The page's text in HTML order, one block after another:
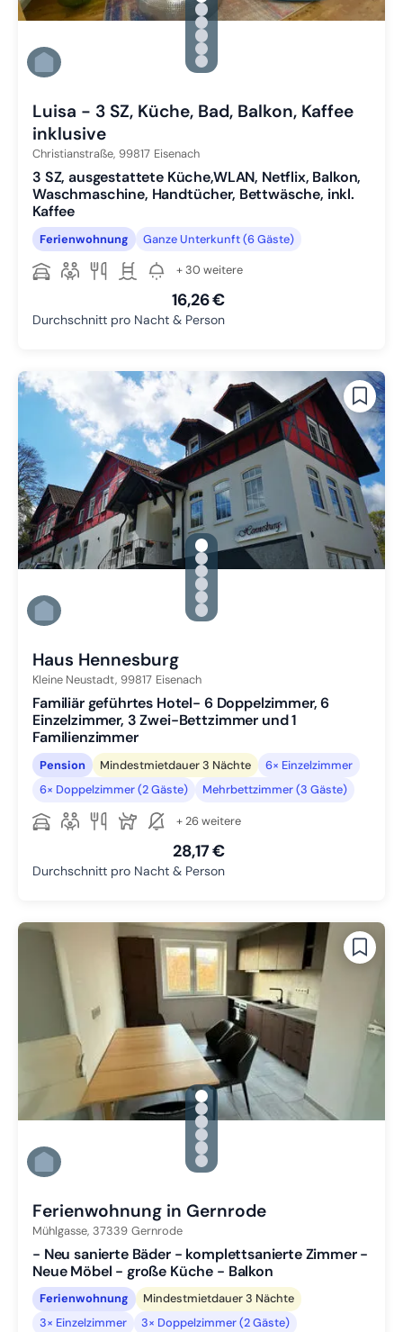
Zu Slide 1 wechseln
Zu Slide 2 wechseln
Zu Slide 3 wechseln
Zu Slide 4 wechseln
Zu Slide 5 wechseln
Zu Slide 6 wechseln
Luisa - 3 SZ, Küche, Bad, Balkon, Kaffee
inklusive
Christianstraße, 99817 Eisenach
3 SZ, ausgestattete Küche,WLAN, Netflix, Balkon,
Waschmaschine, Handtücher, Bettwäsche, inkl.
Kaffee
Ferienwohnung Ganze Unterkunft (6 Gäste)
+ 30 weitere
16,26 €
Durchschnitt pro Nacht & Person
gallery.slide_selector
Zu Slide 1 wechseln
Zu Slide 2 wechseln
Zu Slide 3 wechseln
Zu Slide 4 wechseln
Zu Slide 5 wechseln
Zu Slide 6 wechseln
Haus Hennesburg
Kleine Neustadt, 99817 Eisenach
Familiär geführtes Hotel- 6 Doppelzimmer, 6
Einzelzimmer, 3 Zwei-Bettzimmer und 1
Familienzimmer
Pension Mindestmietdauer 3 Nächte
6× Einzelzimmer
6× Doppelzimmer (2 Gäste)
Mehrbettzimmer (3 Gäste)
+ 26 weitere
28,17 €
Durchschnitt pro Nacht & Person
gallery.slide_selector
Zu Slide 1 wechseln
Zu Slide 2 wechseln
Zu Slide 3 wechseln
Zu Slide 4 wechseln
Zu Slide 5 wechseln
Zu Slide 6 wechseln
Ferienwohnung in Gernrode
Mühlgasse, 37339 Gernrode
- Neu sanierte Bäder - komplettsanierte Zimmer -
Neue Möbel - große Küche - Balkon
Ferienwohnung
Mindestmietdauer 3 Nächte
3× Einzelzimmer
3× Doppelzimmer (2 Gäste)